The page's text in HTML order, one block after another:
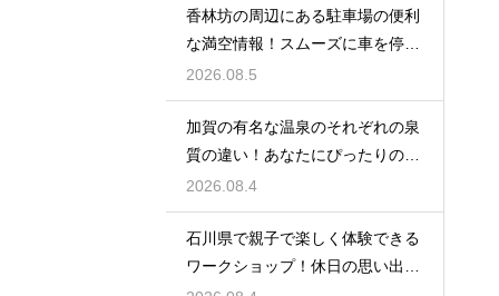
香林坊の周辺にある駐車場の便利
な満空情報！スムーズに車を停め
る裏技
2026.08.5
加賀の有名な温泉のそれぞれの泉
質の違い！あなたにぴったりの名
湯を探す
2026.08.4
石川県で親子で楽しく体験できる
ワークショップ！休日の思い出作